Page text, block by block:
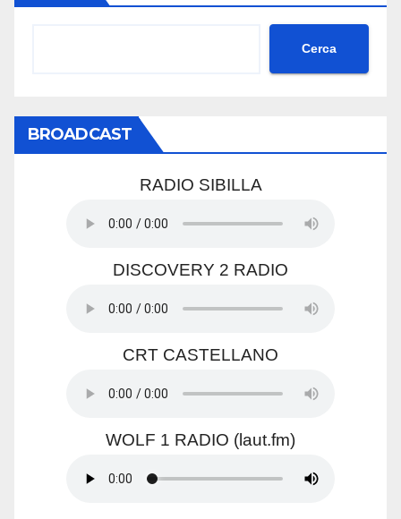
Cerca
BROADCAST
RADIO SIBILLA
DISCOVERY 2 RADIO
CRT CASTELLANO
WOLF 1 RADIO (laut.fm)